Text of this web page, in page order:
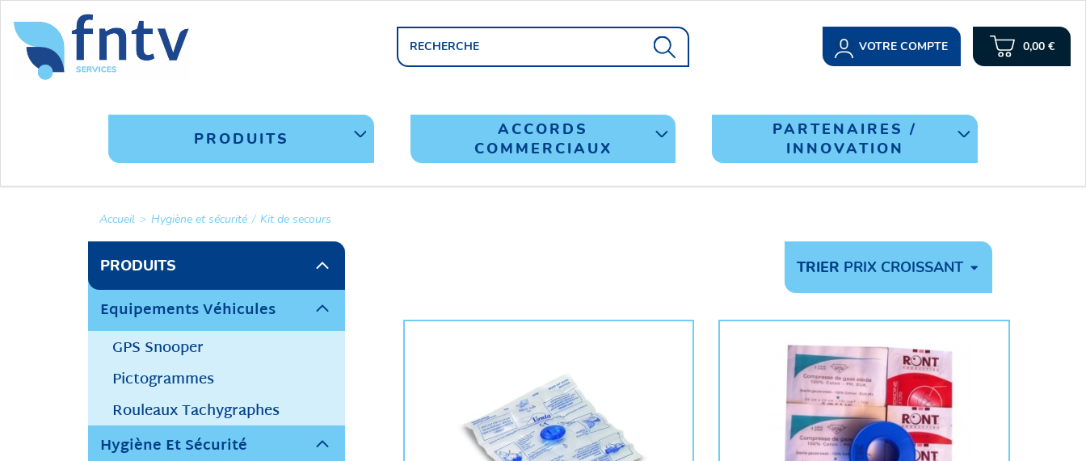
VOTRE COMPTE 0,00 €
PRODUITS
ACCORDS
COMMERCIAUX
PARTENAIRES /
INNOVATION
Accueil > Hygiène et sécurité / Kit de secours
PRODUITS
Equipements Véhicules
GPS Snooper
Pictogrammes
Rouleaux Tachygraphes
Hygiène Et Sécurité
TRIER PRIX CROISSANT